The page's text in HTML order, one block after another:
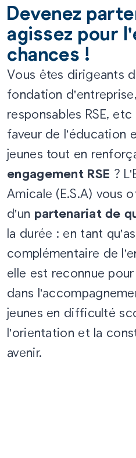
Devenez
agissez pour
chances !
Vous êtes dirigeants
fondation
responsables RSE,
faveur de l'éducation
jeunes tout en
engagement RSE ?
Amicale (E.S.A) vous
d'un partenariat de
la durée : en tant
complémentaire de
elle est reconnue
dans
jeunes en difficulté
l'orientation et la
avenir.